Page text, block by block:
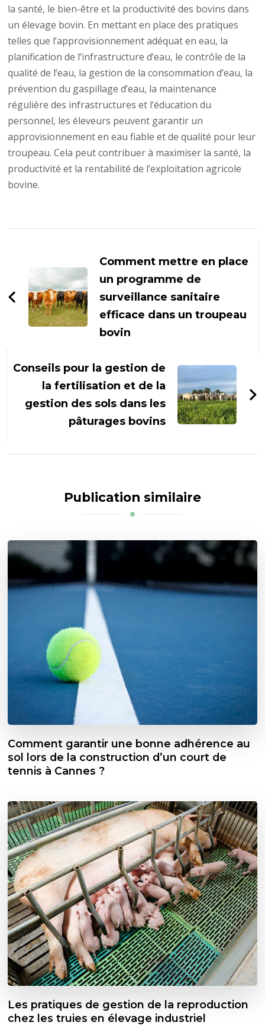
la santé, le bien-être et la productivité des bovins dans
un élevage bovin. En mettant en place des pratiques
telles que l’approvisionnement adéquat en eau, la
planification de l’infrastructure d’eau, le contrôle de la
qualité de l’eau, la gestion de la consommation d’eau, la
prévention du gaspillage d’eau, la maintenance
régulière des infrastructures et l’éducation du
personnel, les éleveurs peuvent garantir un
approvisionnement en eau fiable et de qualité pour leur
troupeau. Cela peut contribuer à maximiser la santé, la
productivité et la rentabilité de l’exploitation agricole
bovine.
Comment mettre en place
un programme de
surveillance sanitaire
efficace dans un troupeau
bovin
Conseils pour la gestion de
la fertilisation et de la
gestion des sols dans les
pâturages bovins
Publication similaire
Comment garantir une bonne adhérence au
sol lors de la construction d’un court de
tennis à Cannes ?
Les pratiques de gestion de la reproduction
chez les truies en élevage industriel